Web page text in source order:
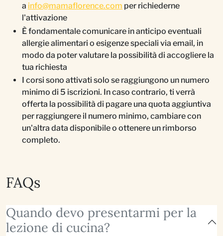
a info@mamaflorence.com per richiederne
l'attivazione
È fondamentale comunicare in anticipo eventuali
allergie alimentari o esigenze speciali via email, in
modo da poter valutare la possibilità di accogliere la
tua richiesta
I corsi sono attivati solo se raggiungono un numero
minimo di 5 iscrizioni. In caso contrario, ti verrà
offerta la possibilità di pagare una quota aggiuntiva
per raggiungere il numero minimo, cambiare con
un'altra data disponibile o ottenere un rimborso
completo.
FAQs
Quando devo presentarmi per la
lezione di cucina?